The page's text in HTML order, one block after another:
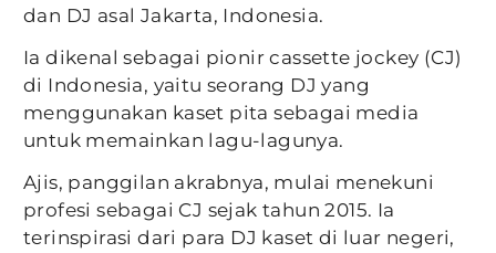
dan DJ asal Jakarta, Indonesia.
Ia dikenal sebagai pionir cassette jockey (CJ)
di Indonesia, yaitu seorang DJ yang
menggunakan kaset pita sebagai media
untuk memainkan lagu-lagunya.
Ajis, panggilan akrabnya, mulai menekuni
profesi sebagai CJ sejak tahun 2015. Ia
terinspirasi dari para DJ kaset di luar negeri,